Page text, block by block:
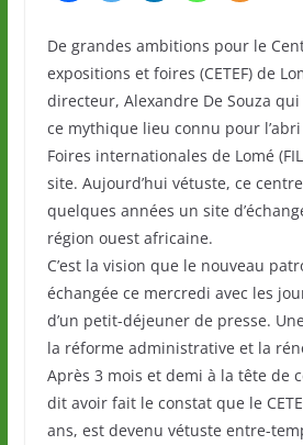
De grandes ambitions pour le
expositions et foires (CETEF) de
directeur, Alexandre De Souza
ce mythique lieu connu pour l’abri
Foires internationales de Lomé
site. Aujourd’hui vétuste, ce
quelques années un site
région ouest africaine.
C’est la vision que le nouveau
échangée ce mercredi avec les
d’un petit-déjeuner de presse.
la réforme administrative et la
Après 3 mois et demi à la tête de
dit avoir fait le constat que le
ans, est devenu vétuste entre-